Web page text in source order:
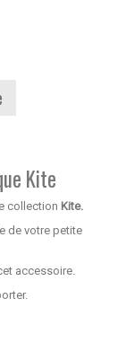
Kite
collection Kite.
de votre petite
accessoire.